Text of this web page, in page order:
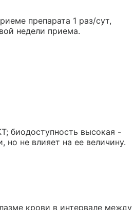
препарата 1 раз/сут,
недели приема.
биодоступность высокая -
не влияет на ее величину.
крови в интервале между